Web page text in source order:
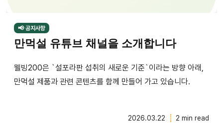
📢 공지사항
만먹설 유튜브 채널을 소개합니다
웰빙200은 `설포라판 섭취의 새로운 기준`이라는 방향 아래,
만먹설 제품과 관련 콘텐츠를 함께 만들어 가고 있습니다.
2026.03.22 2 min read